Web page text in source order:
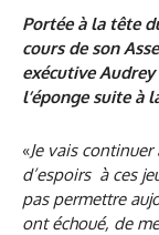
Portée à la tête
cours de son
exécutive
l’éponge suite à
«Je vais
d’espoirs à ces
pas permettre
ont échoué, de